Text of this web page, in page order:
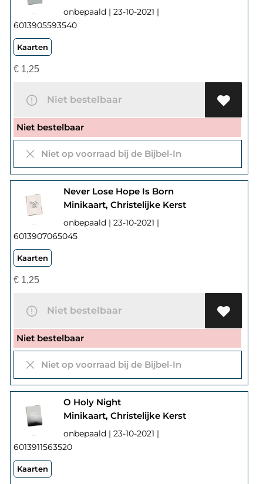
onbepaald | 23-10-2021 |
6013905593540
Kaarten
€1,25
Niet bestelbaar
Niet bestelbaar
Niet op voorraad bij de Bijbel-In
Never Lose Hope Is Born
Minikaart, Christelijke Kerst
onbepaald | 23-10-2021 |
6013907065045
Kaarten
€1,25
Niet bestelbaar
Niet bestelbaar
Niet op voorraad bij de Bijbel-In
O Holy Night
Minikaart, Christelijke Kerst
onbepaald | 23-10-2021 |
6013911563520
Kaarten